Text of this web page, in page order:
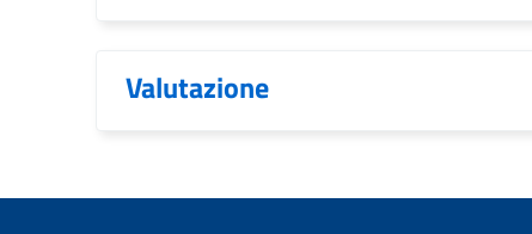
Valutazione